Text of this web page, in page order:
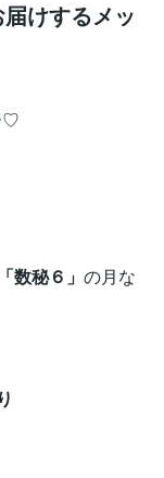
けするメッ
♡
「数秘６」 の月な